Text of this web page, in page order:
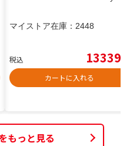
マイストア在庫： 2448
税込 13339
カートに入れる
もっと見る